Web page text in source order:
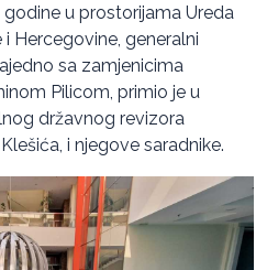
u prostorijama Ureda
Hercegovine, generalni
sa zamjenicima
Pilicom, primio je u
državnog revizora
i njegove saradnike.